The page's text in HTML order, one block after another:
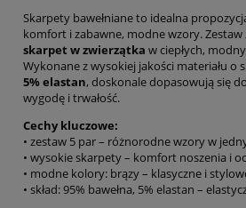
Skarpety bawełniane to idealna
komfort i zabawne, modne wzory. Zestaw
skarpet w zwierzątka w ciepłych,
Wykonane z wysokiej jakości materiału o
5% elastan, doskonale dopasowują się
wygodę i trwałość.
Cechy kluczowe:
• zestaw 5 par – różnorodne wzory w
• wysokie skarpety – komfort noszenia i
• modne kolory: brązy – klasyczne i
• skład: 95% bawełna, 5% elastan –